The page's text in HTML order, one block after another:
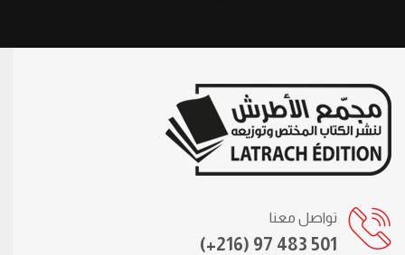
تواصل معنا
(+216) 97 483 501